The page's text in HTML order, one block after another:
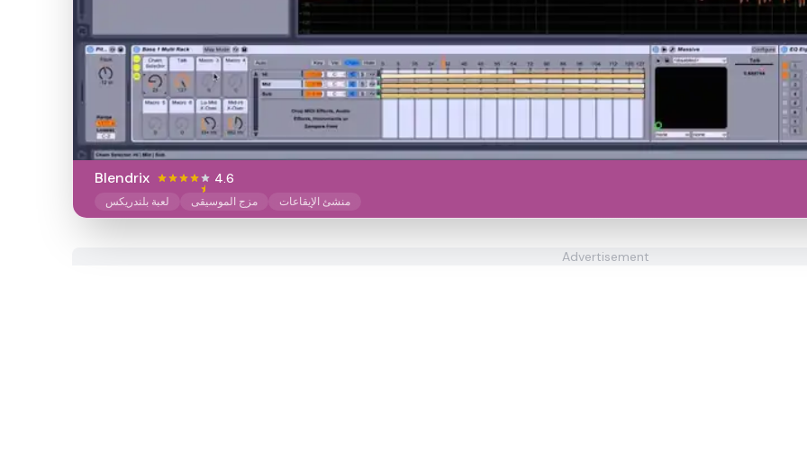
Blendrix 4.6
لعبة بلندريكس مزج الموسيقى منشئ الإيقاعات
Advertisement